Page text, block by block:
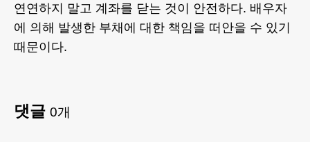
연연하지 말고 계좌를 닫는 것이 안전하다. 배우자
에 의해 발생한 부채에 대한 책임을 떠안을 수 있기
때문이다.
댓글 0개